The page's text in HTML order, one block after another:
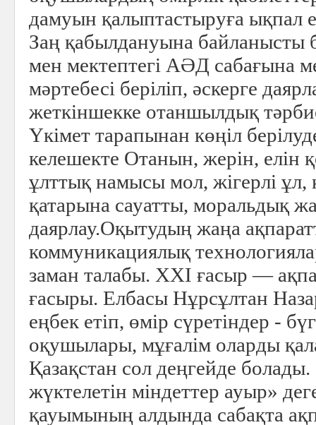
дамуын қалыптастыруға ықпал
Заң қабылдануына байланысты
мен мектептегі АӘД сабағына
мәртебесі беріліп, әскерге
жеткіншекке отаншылдық
Үкімет тарапынан көңіл
келешекте Отанын, жерін, елін
ұлттық намысы мол, жігерлі ұл,
қатарына сауатты, моральдық
даярлау.Оқытудың жаңа
коммуникациялық
заман талабы. ХХІ ғасыр —
ғасыры. Елбасы Нұрсұлтан
еңбек етіп, өмір сүретіндер -
оқушылары, мұғалім оларды
Қазақстан сол деңгейде
жүктелетін міндеттер ауыр»
қауымының алдында сабақта